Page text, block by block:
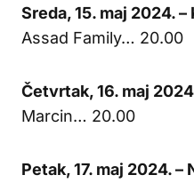
Sreda, 15. maj 2024.
Assad Family… 20.00
Četvrtak, 16. maj
Marcin… 20.00
Petak, 17. maj 2024.